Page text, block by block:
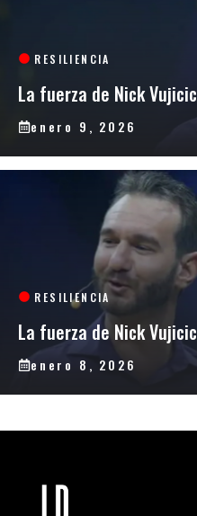
RESILIENCIA
La fuerza de Nick Vujicic
enero 9, 2026
RESILIENCIA
La fuerza de Nick Vujicic
enero 8, 2026